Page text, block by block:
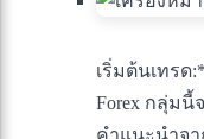
เริ่มต้นเทรด
Forex กลุ่มนี้
คำแนะนำจ